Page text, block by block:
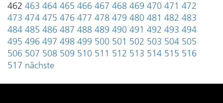
462 463 464 465 466 467 468 469 470 471 472
473 474 475 476 477 478 479 480 481 482 483
484 485 486 487 488 489 490 491 492 493 494
495 496 497 498 499 500 501 502 503 504 505
506 507 508 509 510 511 512 513 514 515 516
517 nächste